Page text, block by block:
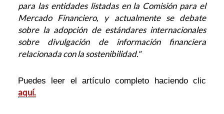
para las entidades listadas en la Comisión para el
Mercado Financiero, y actualmente se debate
sobre la adopción de estándares internacionales
sobre divulgación de información financiera
relacionada con la sostenibilidad."
Puedes leer el artículo completo haciendo clic
aquí.